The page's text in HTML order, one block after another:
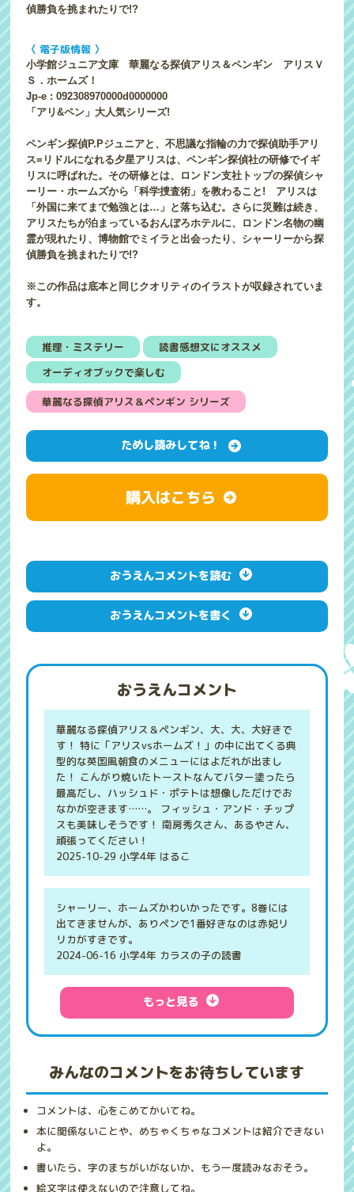
偵勝負を挑まれたりで!?
〈 電子版情報 〉
小学館ジュニア文庫 華麗なる探偵アリス＆ペンギン アリスＶ
Ｓ．ホームズ！
Jp-e : 092308970000d0000000
「アリ&ペン」大人気シリーズ!
ペンギン探偵P.Pジュニアと、不思議な指輪の力で探偵助手アリ
ス=リドルになれる夕星アリスは、ペンギン探偵社の研修でイギ
リスに呼ばれた。その研修とは、ロンドン支社トップの探偵シャ
ーリー・ホームズから「科学捜査術」を教わること! アリスは
「外国に来てまで勉強とは…」と落ち込む。さらに災難は続き、
アリスたちが泊まっているおんぼろホテルに、ロンドン名物の幽
霊が現れたり、博物館でミイラと出会ったり、シャーリーから探
偵勝負を挑まれたりで!?
※この作品は底本と同じクオリティのイラストが収録されていま
す。
推理・ミステリー
読書感想文にオススメ
オーディオブックで楽しむ
華麗なる探偵アリス＆ペンギン シリーズ
ためし読みしてね！
購入はこちら
おうえんコメントを読む
おうえんコメントを書く
おうえんコメント
華麗なる探偵アリス＆ペンギン、大、大、大好きで
す！ 特に「アリスvsホームズ！」の中に出てくる典
型的な英国風朝食のメニューにはよだれが出まし
た！ こんがり焼いたトーストなんてバター塗ったら
最高だし、ハッシュド・ポテトは想像しただけでお
なかが空きます……。 フィッシュ・アンド・チップ
スも美味しそうです！ 南房秀久さん、あるやさん、
頑張ってください！
2025-10-29 小学4年 はるこ
シャーリー、ホームズかわいかったです。8巻には
出てきませんが、ありペンで1番好きなのは赤妃リ
リカがすきです。
2024-06-16 小学4年 カラスの子の読書
もっと見る
みんなのコメントをお待ちしています
コメントは、心をこめてかいてね。
本に関係ないことや、めちゃくちゃなコメントは紹介できない
よ。
書いたら、字のまちがいがないか、もう一度読みなおそう。
絵文字は使えないので注意してね。